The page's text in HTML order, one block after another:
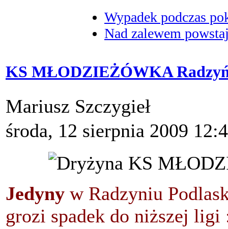
Wypadek podczas
Nad zalewem
KS MŁODZIEŻÓWKA
Mariusz Szczygieł
środa, 12 sierpnia 2009
Jedyny w Radzyniu
grozi spadek do niższej ligi